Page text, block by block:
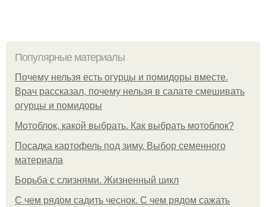
Популярные материалы
Почему нельзя есть огурцы и помидоры вместе.
Врач рассказал, почему нельзя в салате смешивать
огурцы и помидоры
Мотоблок, какой выбрать. Как выбрать мотоблок?
Посадка картофель под зиму. Выбор семенного
материала
Борьба с слизнями. Жизненный цикл
С чем рядом садить чеснок. С чем рядом сажать